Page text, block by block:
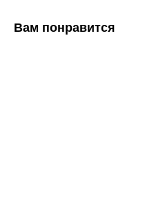
Вам понравится